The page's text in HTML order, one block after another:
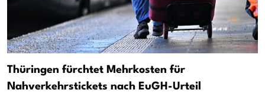
Thüringen fürchtet Mehrkosten für
Nahverkehrstickets nach EuGH-Urteil